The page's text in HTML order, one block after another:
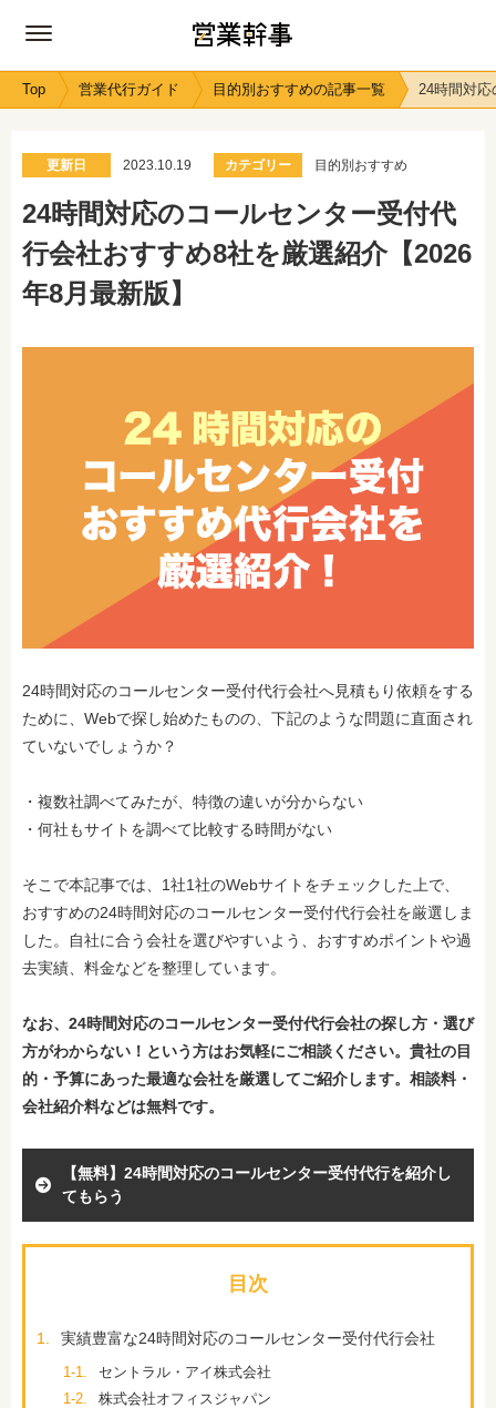
Top 営業代行ガイド 目的別おすすめの記事一覧 24時間対応
更新日 2023.10.19 カテゴリー 目的別おすすめ
24時間対応のコールセンター受付代
行会社おすすめ8社を厳選紹介【2026
年8月最新版】
24時間対応のコールセンター受付代行会社へ見積もり依頼をする
ために、Webで探し始めたものの、下記のような問題に直面され
ていないでしょうか？
・複数社調べてみたが、特徴の違いが分からない
・何社もサイトを調べて比較する時間がない
そこで本記事では、1社1社のWebサイトをチェックした上で、
おすすめの24時間対応のコールセンター受付代行会社を厳選しま
した。自社に合う会社を選びやすいよう、おすすめポイントや過
去実績、料金などを整理しています。
なお、24時間対応のコールセンター受付代行会社の探し方・選び
方がわからない！という方はお気軽にご相談ください。貴社の目
的・予算にあった最適な会社を厳選してご紹介します。相談料・
会社紹介料などは無料です。
【無料】24時間対応のコールセンター受付代行を紹介し
てもらう
目次
1. 実績豊富な24時間対応のコールセンター受付代行会社
1-1.
セントラル・アイ株式会社
1-2.
株式会社オフィスジャパン